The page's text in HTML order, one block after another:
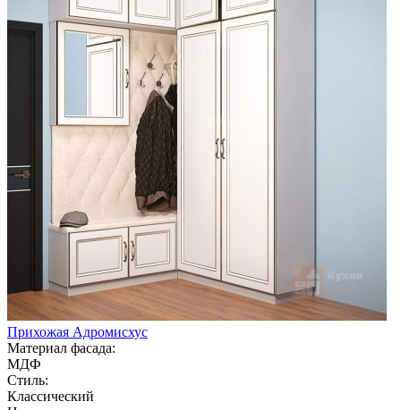
Прихожая Адромисхус
Материал фасада:
МДФ
Стиль:
Классический